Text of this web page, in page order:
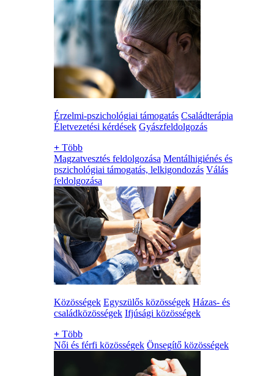
Érzelmi-pszichológiai támogatás Családterápia
Életvezetési kérdések Gyászfeldolgozás
+ Több
Magzatvesztés feldolgozása Mentálhigiénés és
pszichológiai támogatás, lelkigondozás Válás
feldolgozása
Közösségek Egyszülős közösségek Házas- és
családközösségek Ifjúsági közösségek
+ Több
Női és férfi közösségek Önsegítő közösségek